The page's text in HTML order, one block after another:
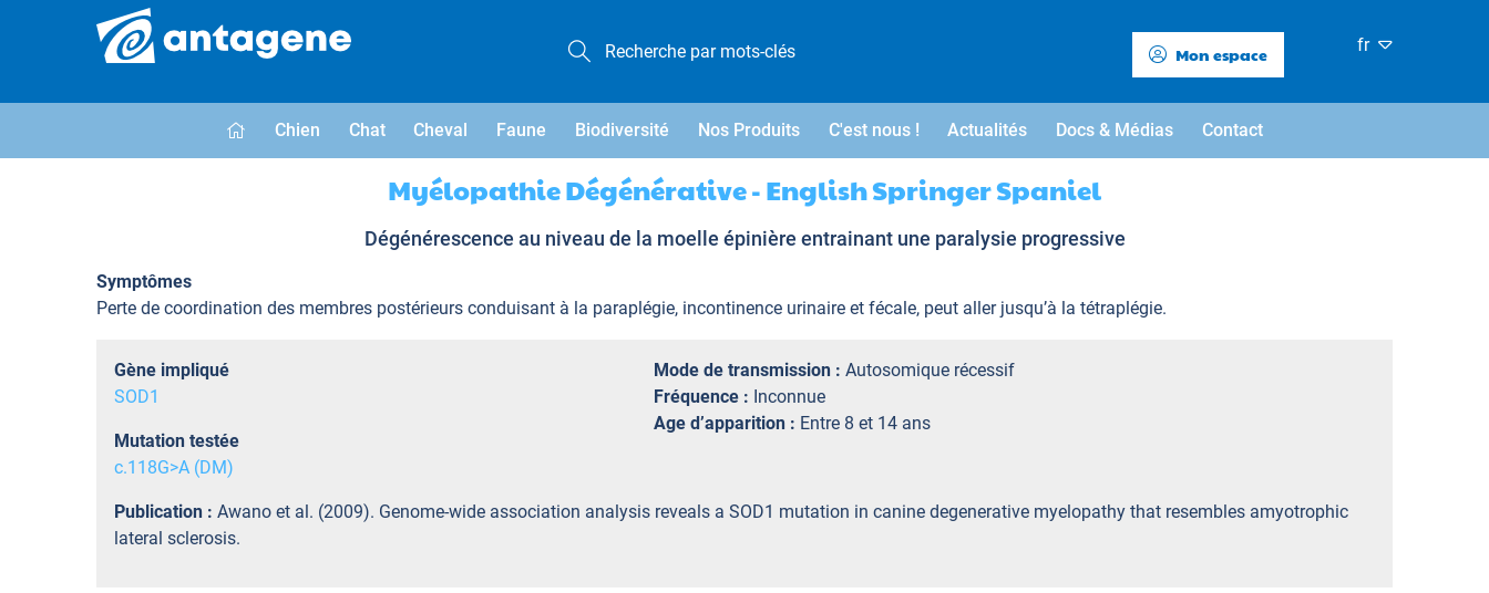
Mon espace fr
Chien Chat Cheval Faune Biodiversité Nos Produits C'est nous ! Actualités Docs & Médias Contact
Myélopathie Dégénérative - English Springer Spaniel
Dégénérescence au niveau de la moelle épinière entrainant une paralysie progressive
Symptômes
Perte de coordination des membres postérieurs conduisant à la paraplégie, incontinence urinaire et fécale, peut aller jusqu’à la tétraplégie.
Gène impliqué
SOD1
Mutation testée
c.118G>A (DM)
Mode de transmission : Autosomique récessif
Fréquence : Inconnue
Age d’apparition : Entre 8 et 14 ans
Publication : Awano et al. (2009). Genome-wide association analysis reveals a SOD1 mutation in canine degenerative myelopathy that resembles amyotrophic
lateral sclerosis.